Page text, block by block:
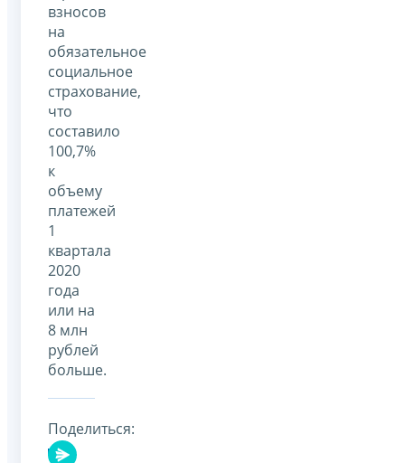
взносов
на
обязательное
социальное
страхование,
что
составило
100,7%
к
объему
платежей
1
квартала
2020
года
или на
8 млн
рублей
больше.
Поделиться: